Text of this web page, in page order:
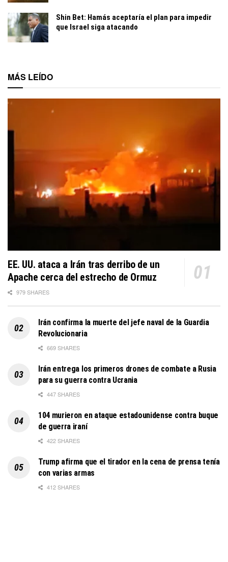
Shin Bet: Hamás aceptaría el plan para impedir
que Israel siga atacando
MÁS LEÍDO
EE. UU. ataca a Irán tras derribo de un
Apache cerca del estrecho de Ormuz
979 SHARES
Irán confirma la muerte del jefe naval de la Guardia
Revolucionaria
669 SHARES
Irán entrega los primeros drones de combate a Rusia
para su guerra contra Ucrania
447 SHARES
104 murieron en ataque estadounidense contra buque
de guerra iraní
422 SHARES
Trump afirma que el tirador en la cena de prensa tenía
con varias armas
412 SHARES